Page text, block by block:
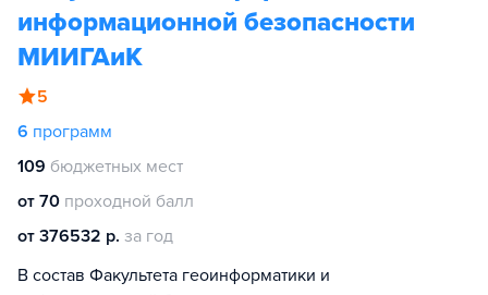
информационной безопасности
МИИГАиК
5
6 программ
109 бюджетных мест
от 70 проходной балл
от 376532 р. за год
В состав Факультета геоинформатики и